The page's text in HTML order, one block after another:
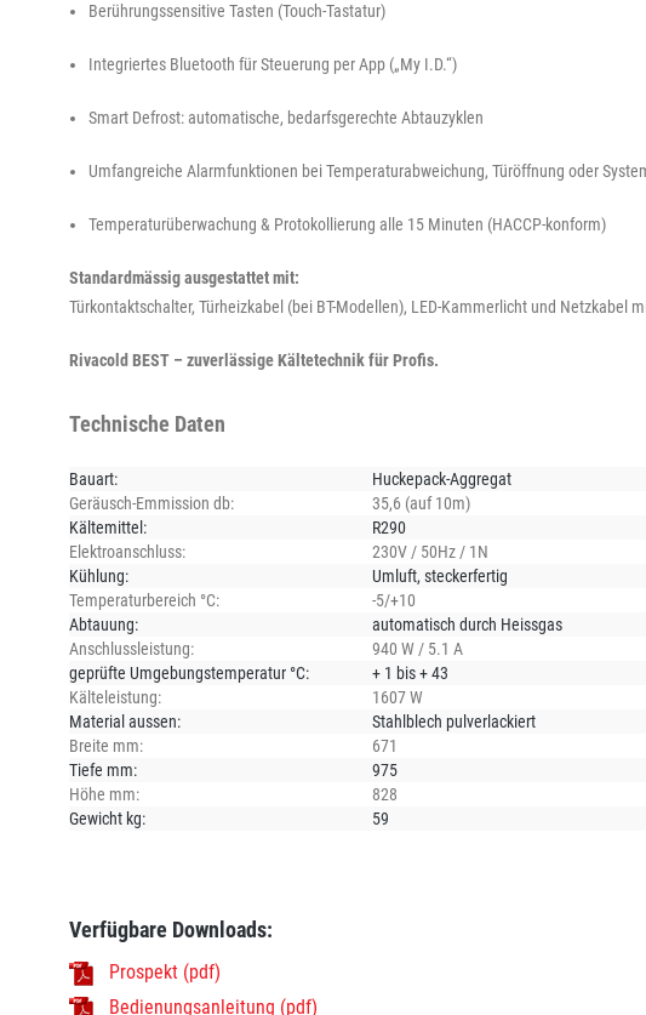
Verfügbare Downloads:
Prospekt (pdf)
Bedienungsanleitung (pdf)
Berührungssensitive Tasten (Touch-Tastatur)
Integriertes Bluetooth für Steuerung per App („My I.D.“)
Smart Defrost: automatische, bedarfsgerechte Abtauzyklen
Umfangreiche Alarmfunktionen bei Temperaturabweichung, Türöffnung oder
Temperaturüberwachung & Protokollierung alle 15 Minuten (HACCP-konform)
Standardmässig ausgestattet mit:
Türkontaktschalter, Türheizkabel (bei BT-Modellen), LED-Kammerlicht und Netzkabel
Rivacold BEST – zuverlässige Kältetechnik für Profis.
Technische Daten
Bauart:
Huckepack-Aggregat
Geräusch-Emmission db:
35,6 (auf 10m)
Kältemittel:
R290
Elektroanschluss:
230V / 50Hz / 1N
Kühlung:
Umluft, steckerfertig
Temperaturbereich °C:
-5/+10
Abtauung:
automatisch durch Heissgas
Anschlussleistung:
940 W / 5.1 A
geprüfte Umgebungstemperatur °C:
+ 1 bis + 43
Kälteleistung:
1607 W
Material aussen:
Stahlblech pulverlackiert
Breite mm:
671
Tiefe mm:
975
Höhe mm:
828
Gewicht kg:
59